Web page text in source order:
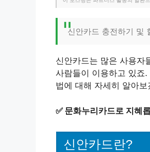
신안카드 충전하기 및
신안카드는 많은 사용자
사람들이 이용하고 있죠
법에 대해 자세히 알아보
✅ 문화누리카드로 지혜
신안카드란?